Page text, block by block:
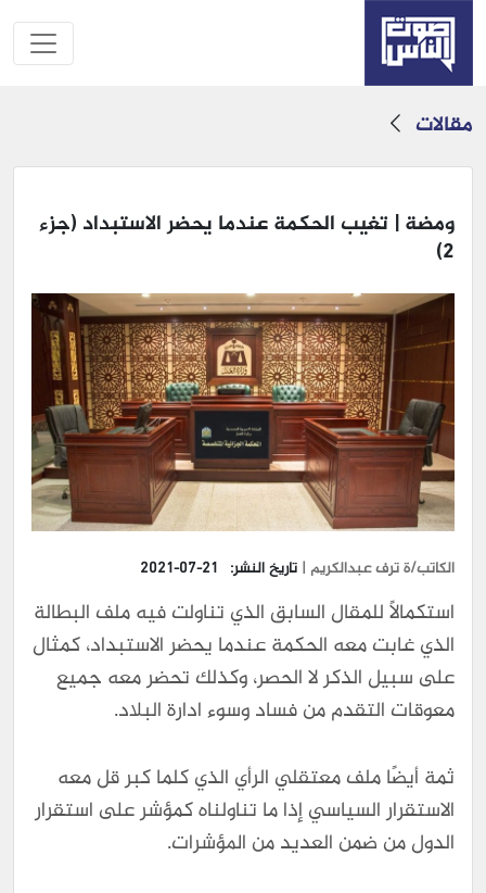
مقالات
ومضة | تغيب الحكمة عندما يحضر الاستبداد (جزء
2)
الكاتب/ة ترف عبدالكريم | تاريخ النشر: 2021-07-21
استكمالًا للمقال السابق الذي تناولت فيه ملف البطالة
الذي غابت معه الحكمة عندما يحضر الاستبداد، كمثال
على سبيل الذكر لا الحصر، وكذلك تحضر معه جميع
معوقات التقدم من فساد وسوء ادارة البلاد.
ثمة أيضًا ملف معتقلي الرأي الذي كلما كبر قل معه
الاستقرار السياسي إذا ما تناولناه كمؤشر على استقرار
الدول من ضمن العديد من المؤشرات.